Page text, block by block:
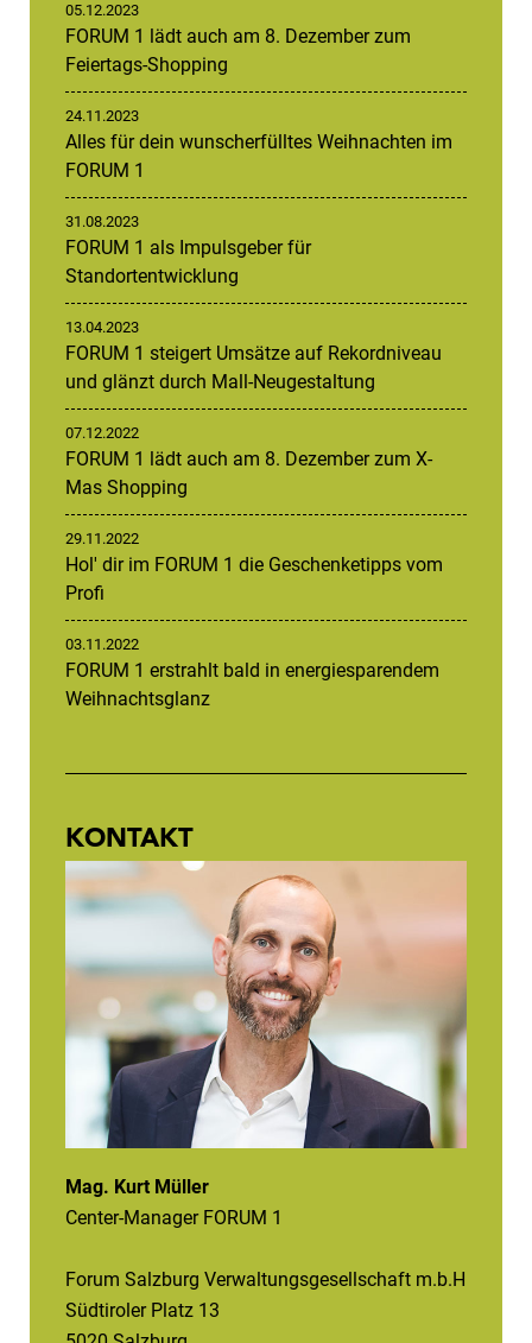
05.12.2023
FORUM 1 lädt auch am 8. Dezember zum
Feiertags-Shopping
24.11.2023
Alles für dein wunscherfülltes Weihnachten im
FORUM 1
31.08.2023
FORUM 1 als Impulsgeber für
Standortentwicklung
13.04.2023
FORUM 1 steigert Umsätze auf Rekordniveau
und glänzt durch Mall-Neugestaltung
07.12.2022
FORUM 1 lädt auch am 8. Dezember zum X-
Mas Shopping
29.11.2022
Hol' dir im FORUM 1 die Geschenketipps vom
Profi
03.11.2022
FORUM 1 erstrahlt bald in energiesparendem
Weihnachtsglanz
KONTAKT
Mag. Kurt Müller
Center-Manager FORUM 1
Forum Salzburg Verwaltungsgesellschaft m.b.H
Südtiroler Platz 13